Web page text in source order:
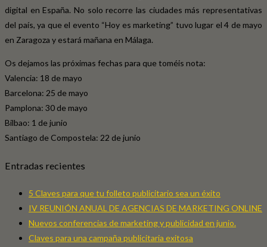
digital en España. No solo recorre las ciudades más representativas
del país, ya que el evento “Hoy es marketing” tuvo lugar el 4 de mayo
en Zaragoza y estará mañana en Málaga.
Os dejamos las próximas fechas para que toméis nota:
Valencia: 18 de mayo
Barcelona: 25 de mayo
Pamplona: 30 de mayo
Bilbao: 1 de junio
Santiago de Compostela: 22 de junio
Entradas recientes
5 Claves para que tu folleto publicitario sea un éxito
IV REUNIÓN ANUAL DE AGENCIAS DE MARKETING ONLINE
Nuevos conferencias de marketing y publicidad en junio.
Claves para una campaña publicitaria exitosa